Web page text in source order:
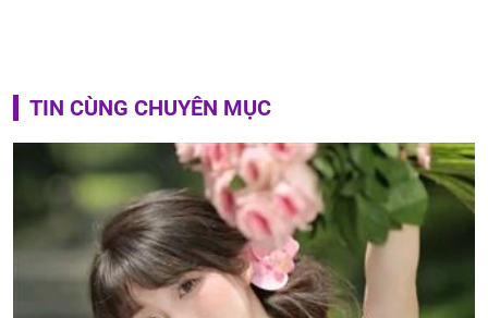
TIN CÙNG CHUYÊN MỤC